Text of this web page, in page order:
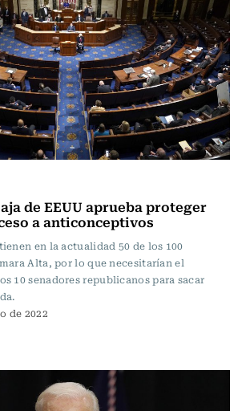
de EEUU aprueba proteger
a anticonceptivos
en la actualidad 50 de los 100
Alta, por lo que necesitarían el
10 senadores republicanos para sacar
de 2022